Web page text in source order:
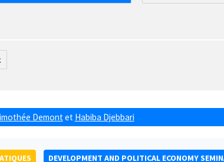
Demont et Habiba Djebbari
DEVELOPMENT AND POLITICAL ECONOMY